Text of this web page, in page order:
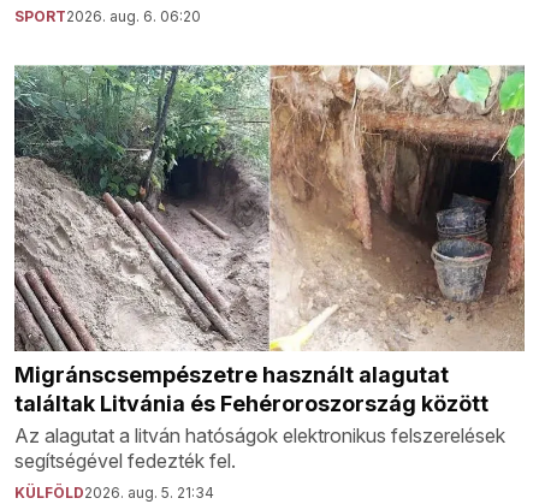
SPORT2026. aug. 6. 06:20
Migránscsempészetre használt alagutat
találtak Litvánia és Fehéroroszország között
Az alagutat a litván hatóságok elektronikus felszerelések
segítségével fedezték fel.
KÜLFÖLD2026. aug. 5. 21:34